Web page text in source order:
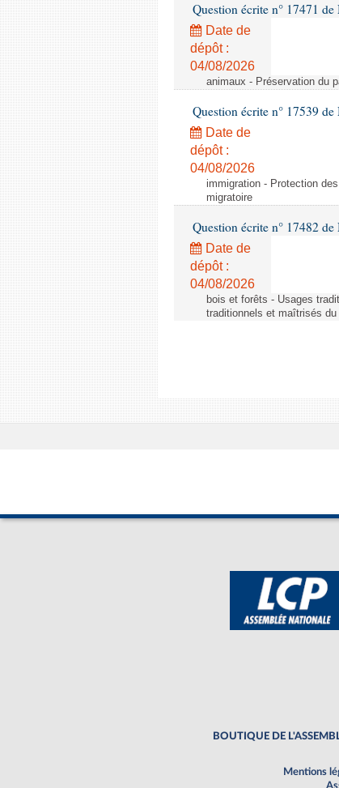
Question écrite n° 17471
Date de
dépôt :
04/08/2026
animaux - Préservation du
Question écrite n° 17539
Date de
dépôt :
04/08/2026
immigration - Protection
migratoire
Question écrite n° 17482
Date de
dépôt :
04/08/2026
bois et forêts - Usages
traditionnels et maîtrisés
BOUTIQUE DE
Mentions